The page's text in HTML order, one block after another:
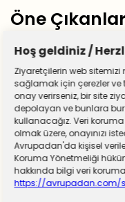
Öne Çıkanlar
Hoş geldiniz /
Ziyaretçilerin web sitemizi
sağlamak için çerezler ve
onay verirseniz, bir site
depolayan ve bunlara
kullanacağız. Veri
olmak üzere, onayınızı
Avrupadan'da kişisel
Koruma Yönetmeliği
hakkında bilgi veri
https://avrupadan.com/